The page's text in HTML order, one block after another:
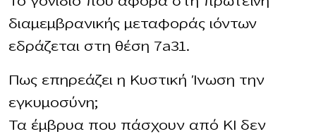
διαμεμβρανικής μεταφοράς ιόντων
εδράζεται στη θέση 7a31.
Πως επηρεάζει η Κυστική Ίνωση την
εγκυμοσύνη;
Τα έμβρυα που πάσχουν από ΚΙ δεν